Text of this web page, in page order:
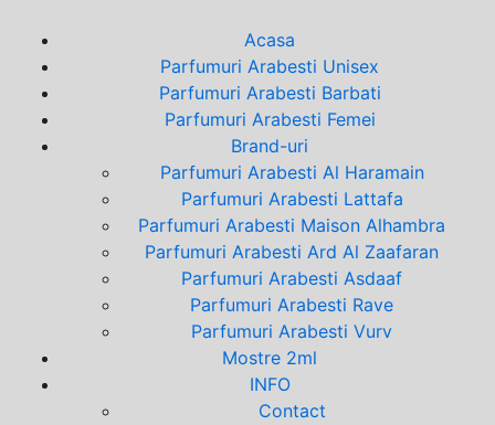
Acasa
Parfumuri Arabesti Unisex
Parfumuri Arabesti Barbati
Parfumuri Arabesti Femei
Brand-uri
Parfumuri Arabesti Al Haramain
Parfumuri Arabesti Lattafa
Parfumuri Arabesti Maison Alhambra
Parfumuri Arabesti Ard Al Zaafaran
Parfumuri Arabesti Asdaaf
Parfumuri Arabesti Rave
Parfumuri Arabesti Vurv
Mostre 2ml
INFO
Contact